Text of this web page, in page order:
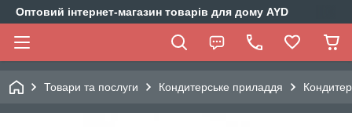
Оптовий інтернет-магазин товарів для дому AYD
Товари та послуги Кондитерське приладдя